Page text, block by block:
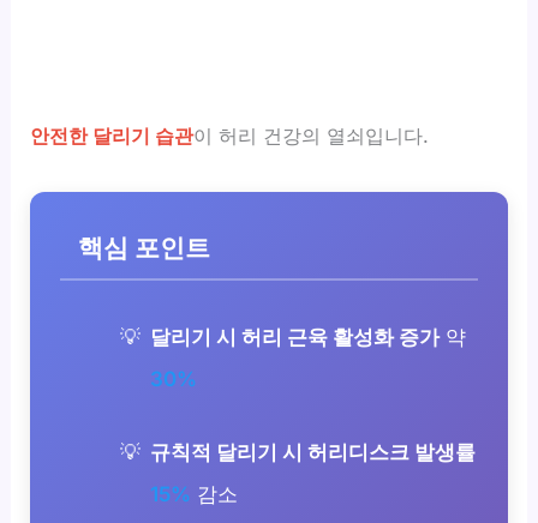
안전한 달리기 습관이 허리 건강의 열쇠입니다.
핵심 포인트
달리기 시 허리 근육 활성화 증가약
30%
규칙적 달리기 시 허리디스크 발생률
15% 감소